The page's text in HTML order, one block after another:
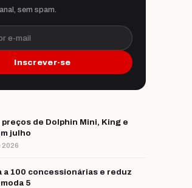
sem spam.
e-mail
Inscrever-se
preços de Dolphin Mini, King e
julho
2026
a 100 concessionárias e reduz
5